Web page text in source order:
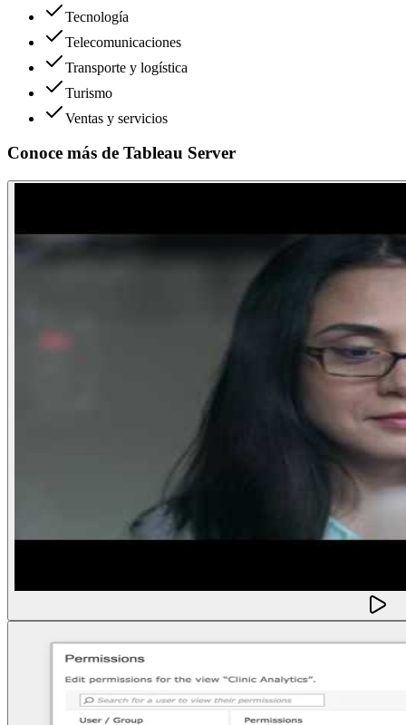
Tecnología
Telecomunicaciones
Transporte y logística
Turismo
Ventas y servicios
Conoce más de Tableau Server